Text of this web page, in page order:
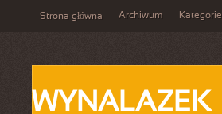
Strona główna Archiwum Kategorie
WYNALAZEK